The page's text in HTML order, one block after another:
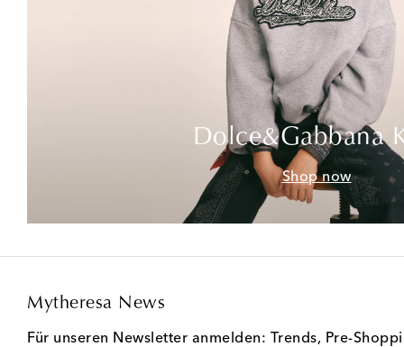
Dolce&Gabbana
Shop now
Mytheresa News
Für unseren Newsletter anmelden: Trends, Pre-